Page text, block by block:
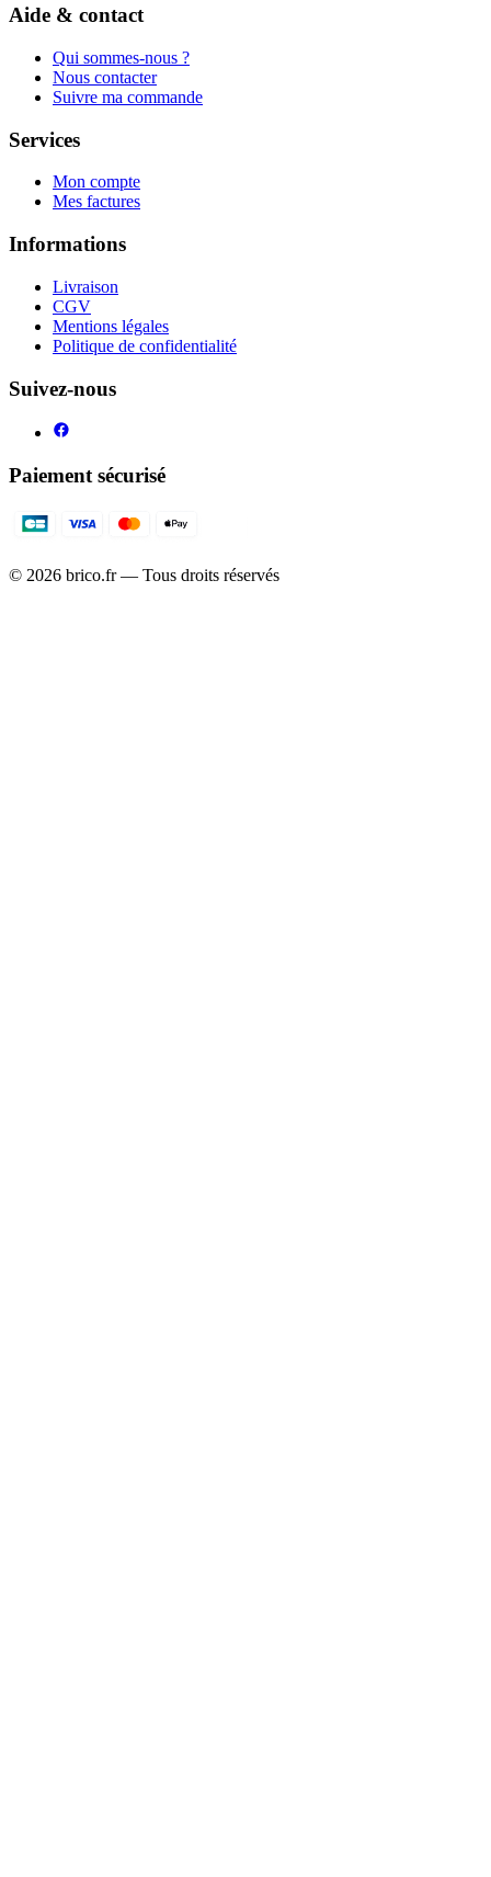
Aide & contact
Qui sommes-nous ?
Nous contacter
Suivre ma commande
Services
Mon compte
Mes factures
Informations
Livraison
CGV
Mentions légales
Politique de confidentialité
Suivez-nous
Paiement sécurisé
© 2026 brico.fr — Tous droits réservés